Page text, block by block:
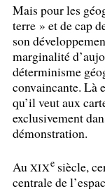
Mais pour les
terre » et de cap
son
marginalité
déterminisme
convaincante. Là
qu’il veut aux
exclusivement
démonstration.
Au XIXesiècle,
centrale de